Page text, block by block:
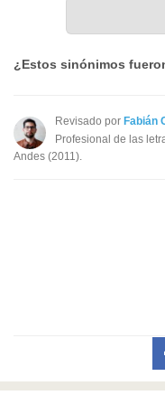
¿Estos sinónimos
Existen sinónimos
Ninguno de los
Revisado por Fabián
Profesional de las
Andes (2011).